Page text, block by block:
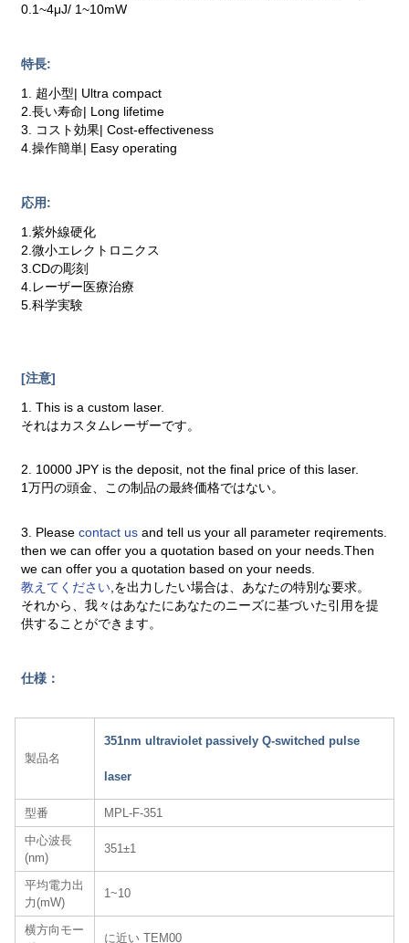
0.1~4μJ/ 1~10mW
特長:
1. 超小型| Ultra compact
2.長い寿命| Long lifetime
3. コスト効果| Cost-effectiveness
4.操作簡単| Easy operating
応用:
1.紫外線硬化
2.微小エレクトロニクス
3.CDの彫刻
4.レーザー医療治療
5.科学実験
[注意]
1. This is a custom laser.
それはカスタムレーザーです。
2. 10000 JPY is the deposit, not the final price of this laser.
1万円の頭金、この制品の最終価格ではない。
3. Pleasecontact usand tell us your all parameter reqirements.
then we can offer you a quotation based on your needs.Then
we can offer you a quotation based on your needs.
教えてください ,を出力したい場合は、あなたの特別な要求。
それから、我々はあなたにあなたのニーズに基づいた引用を提
供することができます。
仕様：
製品名
351nm ultraviolet passively Q-switched pulse
laser
型番
MPL-F-351
中心波長
(nm)
351±1
平均電力出
力(mW)
1~10
横方向モー
に近い TEM00